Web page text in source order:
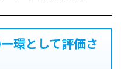
環として評価さ